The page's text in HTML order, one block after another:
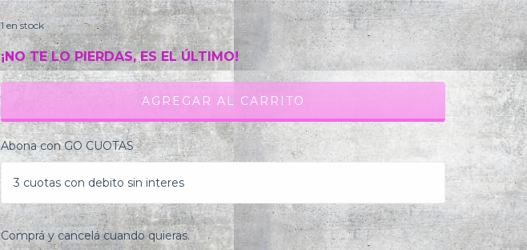
1en stock
¡NO TE LO PIERDAS, ES EL ÚLTIMO!
Abona con GO CUOTAS
3 cuotas con debito sin interes
Comprá y cancelá cuando quieras.